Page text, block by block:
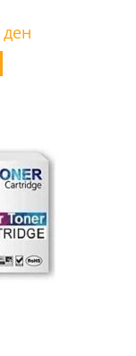
ден